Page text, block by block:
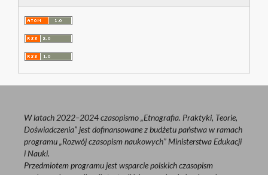
W latach 2022–2024 czasopismo „Etnografia. Praktyki, Teorie,
Doświadczenia” jest dofinansowane z budżetu państwa w ramach
programu „Rozwój czasopism naukowych” Ministerstwa Edukacji
i Nauki.
Przedmiotem programu jest wsparcie polskich czasopism